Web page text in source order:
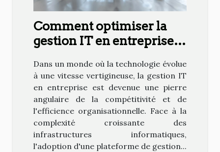
Comment optimiser la
gestion IT en entreprise
intégrée
Dans un monde où la technologie évolue
à une vitesse vertigineuse, la gestion IT
en entreprise est devenue une pierre
angulaire de la compétitivité et de
l'efficience organisationnelle. Face à la
complexité croissante des
infrastructures informatiques,
l'adoption d'une plateforme de gestion...